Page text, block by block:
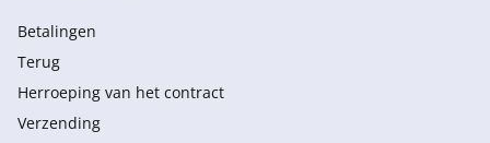
Betalingen
Terug
Herroeping van het contract
Verzending